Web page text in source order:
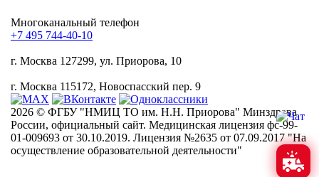
Многоканальный телефон
+7 495 744-40-10
г. Москва 127299, ул. Приорова, 10
г. Москва 115172, Новоспасский пер. 9
2026 © ФГБУ "НМИЦ ТО им. Н.Н. Приорова" Минздрава
России, официальный сайт. Медицинская лицензия фс-99-
01-009693 от 30.10.2019. Лицензия №2635 от 07.09.2017 "На
осуществление образовательной деятельности"